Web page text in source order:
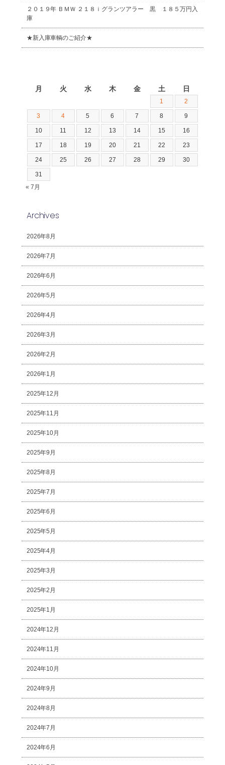
２０１９年 ＢＭＷ ２１８ｉグランツアラー 黒 １８５万円入
庫
★新入庫車輌のご紹介★
月 火 水 木 金 土 日
1 2
3 4 5 6 7 8 9
10 11 12 13 14 15 16
17 18 19 20 21 22 23
24 25 26 27 28 29 30
31
« 7月
Archives
2026年8月
2026年7月
2026年6月
2026年5月
2026年4月
2026年3月
2026年2月
2026年1月
2025年12月
2025年11月
2025年10月
2025年9月
2025年8月
2025年7月
2025年6月
2025年5月
2025年4月
2025年3月
2025年2月
2025年1月
2024年12月
2024年11月
2024年10月
2024年9月
2024年8月
2024年7月
2024年6月